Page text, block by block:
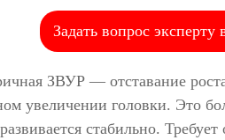
Задать вопрос эксперту
ЗВУР — отставание
увеличении головки. Это
стабильно.